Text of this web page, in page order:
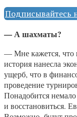
Подписывайтесь
— А шахматы?
— Мне кажется, что
история нанесла
ущерб, что в
проведение
Понадобится
и восстановиться.